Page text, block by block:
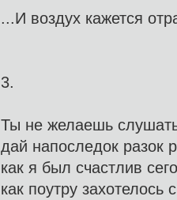
...И воздух кажется
3.
Ты не желаешь
дай напоследок разок
как я был счастлив
как поутру захотелось